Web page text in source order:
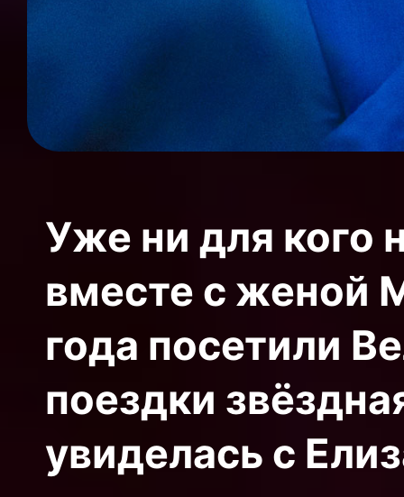
Уже ни для кого
вместе с женой
года посетили
поездки
увиделась с